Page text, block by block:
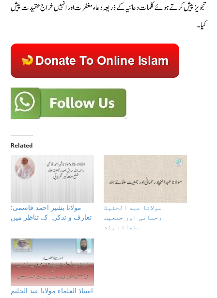
تجویز پیش کرتے ہوئے کلمات دعائیہ کے ذریعہ دعاء مغفرت اور انہیں خراج عقیدت پیش
کیا۔
Related
مولانا بشیر احمد قاسمی:
تعارف و تذکرہ کے تناظر میں
مولانا عبد الحفیظ
رحمانی اور جمعیت
علمائے ہند
استاذ العلماء مولانا عبد الحلیم